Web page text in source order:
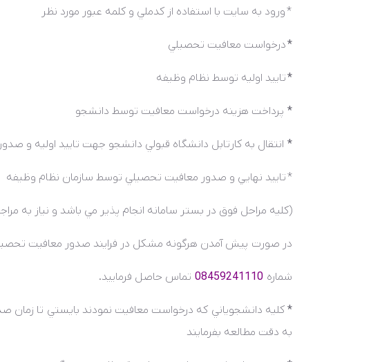
*ورود به سايت با استفاده از کدملي و کلمه عبور مورد نظر
*درخواست معافيت تحصيلي
*تاييد اوليه توسط نظام وظيفه
* پرداخت هزينه درخواست معافيت توسط دانشجو
* انتقال به کارتابل دانشگاه قبولي دانشجو جهت تاييد اوليه و
*تاييد نهايي و صدور معافيت تحصيلي توسط سازمان نظام وظيفه
(کليه مراحل فوق در بستر سامانه انجام پذير مي باشد و نياز به
در صورت پيش آمدن هرگونه مشکل در فرايند صدور معافيت
شماره 08459241110 تماس حاصل فرماييد.
* کليه دانشجوياني که درخواست معافيت نمودند بايستي تا زمان
به دقت مطالعه بفرمايند